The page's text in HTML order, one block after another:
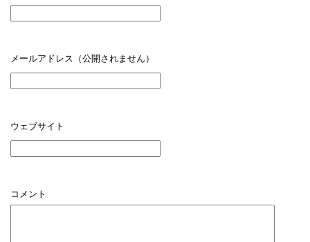
メールアドレス（公開されません）
ウェブサイト
コメント